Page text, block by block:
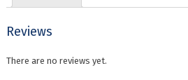
Reviews
There are no reviews yet.